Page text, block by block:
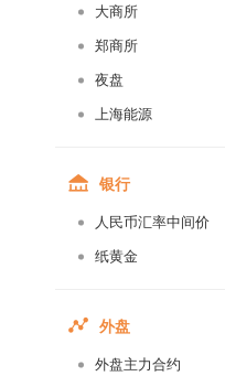
大商所
郑商所
夜盘
上海能源
银行
人民币汇率中间价
纸黄金
外盘
外盘主力合约